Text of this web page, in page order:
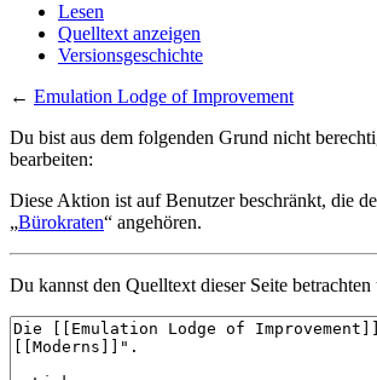
Lesen
Quelltext anzeigen
Versionsgeschichte
← Emulation Lodge of Improvement
Du bist aus dem folgenden Grund nicht
bearbeiten:
Diese Aktion ist auf Benutzer beschränkt, die
„Bürokraten“ angehören.
Du kannst den Quelltext dieser Seite